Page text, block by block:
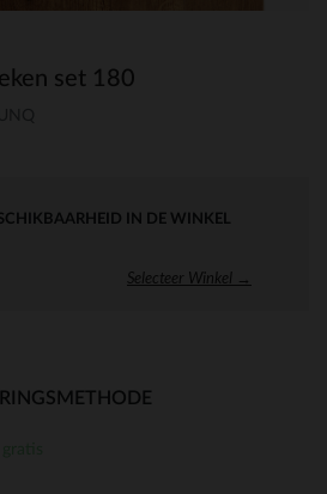
set 180
IN DE WINKEL
Selecteer Winkel →